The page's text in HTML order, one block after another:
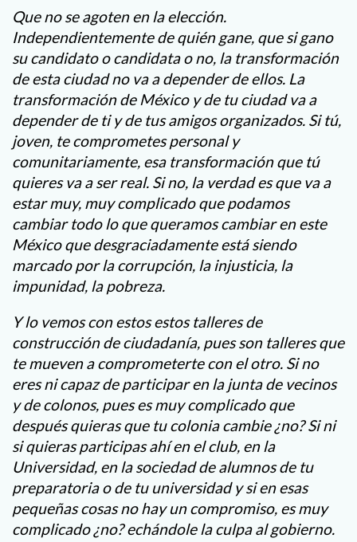
Que no se agoten en la elección.
Independientemente de quién gane, que si gano
su candidato o candidata o no, la transformación
de esta ciudad no va a depender de ellos. La
transformación de México y de tu ciudad va a
depender de ti y de tus amigos organizados. Si tú,
joven, te comprometes personal y
comunitariamente, esa transformación que tú
quieres va a ser real. Si no, la verdad es que va a
estar muy, muy complicado que podamos
cambiar todo lo que queramos cambiar en este
México que desgraciadamente está siendo
marcado por la corrupción, la injusticia, la
impunidad, la pobreza.
Y lo vemos con estos estos talleres de
construcción de ciudadanía, pues son talleres que
te mueven a comprometerte con el otro. Si no
eres ni capaz de participar en la junta de vecinos
y de colonos, pues es muy complicado que
después quieras que tu colonia cambie ¿no? Si ni
si quieras participas ahí en el club, en la
Universidad, en la sociedad de alumnos de tu
preparatoria o de tu universidad y si en esas
pequeñas cosas no hay un compromiso, es muy
complicado ¿no? echándole la culpa al gobierno.